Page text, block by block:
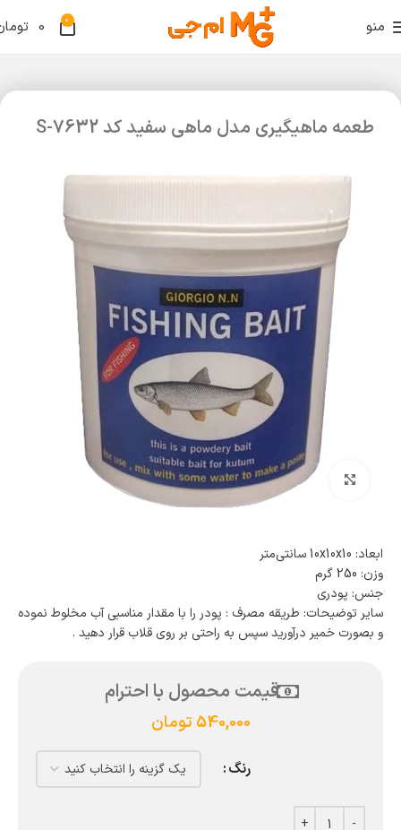
منو 0
0
طعمه ماهیگیری مدل ماهی سفید کد S-7632
بزرگنمایی تصویر
ابعاد: 10x10x10 سانتی‌متر
وزن: 250 گرم
جنس: پودری
سایر توضیحات: طریقه مصرف : پودر را با مقدار مناسبی آب مخلوط نموده
و بصورت خمیر درآورید سپس به راحتی بر روی قلاب قرار دهید .
قیمت محصول با احترام
540,000 تومان
رنگ